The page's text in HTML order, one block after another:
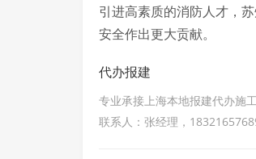
引进高素质的消防人才，
安全作出更大贡献。
代办报建
专业承接上海本地报建代办施工
联系人：张经理，